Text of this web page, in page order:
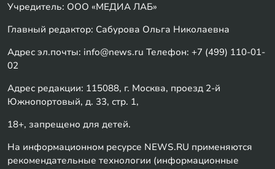
Учредитель: ООО «МЕДИА ЛАБ»
Главный редактор: Сабурова Ольга Николаевна
Адрес эл.почты: info@news.ru Телефон: +7 (499) 110-01-
02
Адрес редакции: 115088, г. Москва, проезд 2-й
Южнопортовый, д. 33, стр. 1,
18+, запрещено для детей.
На информационном ресурсе NEWS.RU применяются
рекомендательные технологии (информационные